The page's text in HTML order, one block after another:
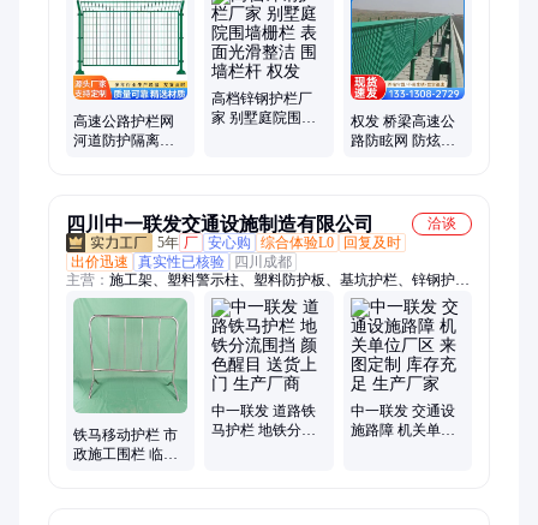
梁网、防掉落网、防落物网、机场护栏、锌钢护栏、防炫目网、
镀锌钢板、镀锌钢管、铁艺栅栏、铁艺栏杆、铁艺围墙、铁艺围
高速公路护栏网
河道防护隔离网
高档锌钢护栏厂
家 别墅庭院围墙
权发 桥梁高速公
路防眩网 防炫目
四川中一联发交通设施制造有限公司
洽谈
5年 厂 安心购 综合体验L0
回复及时
出价迅速
真实性已核验
四川成都
主营： 施工架、塑料警示柱、塑料防护板、基坑护栏、锌钢护
栏、道路护栏网、防冲撞护栏、人形过街护栏、花园草坪护栏、
中央隔离护栏、钢管挡车杆、钢管警示柱、桥梁防撞栏杆、固定
反光路桩、市政施工围栏、交通防撞设施、彩钢铁皮围挡、高速
公路指示牌、标志牌、铁马、防撞柱、减速带、路锥、水马、限
高架
铁马移动护栏 市
政施工围栏 临时
中一联发 道路铁
马护栏 地铁分流
中一联发 交通设
施路障 机关单位